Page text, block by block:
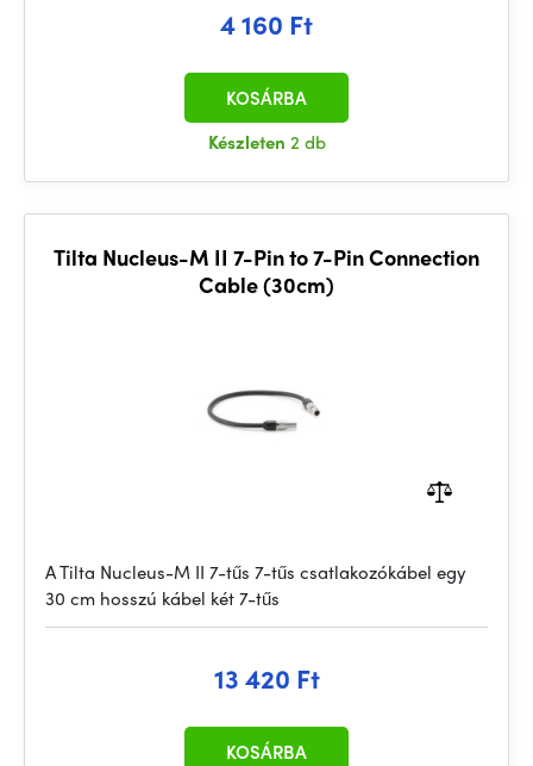
4 160 Ft
Készleten 2 db
KOSÁRBA
Tilta Nucleus-M II 7-Pin to 7-Pin Connection
Cable (30cm)
A Tilta Nucleus-M II 7-tűs 7-tűs csatlakozókábel egy
30 cm hosszú kábel két 7-tűs
13 420 Ft
KOSÁRBA